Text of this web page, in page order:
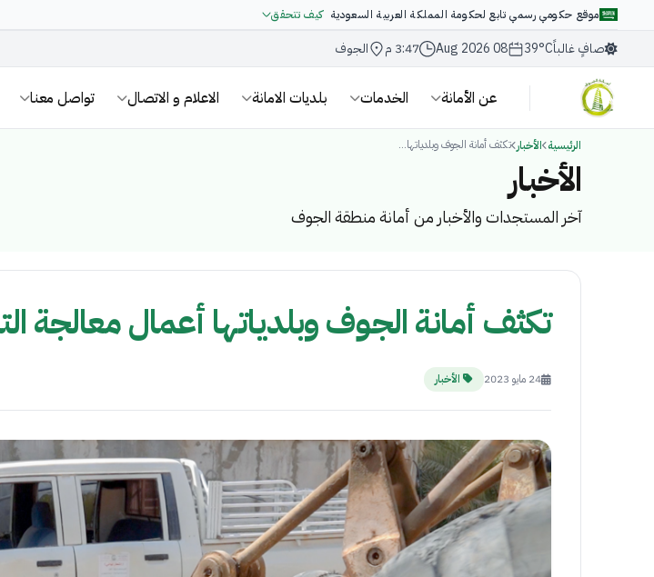
موقع حكومي رسمي تابع لحكومة المملكة العربية السعودية كيف تتحقق
صافٍ غالباً39°C
08 Aug 2026 3:47 م الجوف
عن الأمانة الخدمات بلديات الامانة الاعلام و الاتصال تواصل معنا
الرئيسية الأخبار تكثف أمانة الجوف وبلدياتها...
الأخبار
آخر المستجدات والأخبار من أمانة منطقة الجوف
تكثف أمانة الجوف وبلدياتها أعمال معالجة
24 مايو 2023 الأخبار